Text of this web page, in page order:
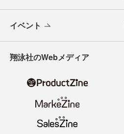
イベント
翔泳社のWebメディア